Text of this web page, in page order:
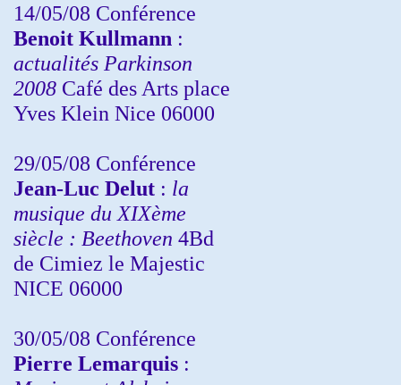
14/05/08 Conférence
Benoit Kullmann :
actualités Parkinson
2008 Café des Arts place
Yves Klein Nice 06000
29/05/08 Conférence
Jean-Luc Delut : la
musique du XIXème
siècle : Beethoven 4Bd
de Cimiez le Majestic
NICE 06000
30/05/08 Conférence
Pierre Lemarquis :